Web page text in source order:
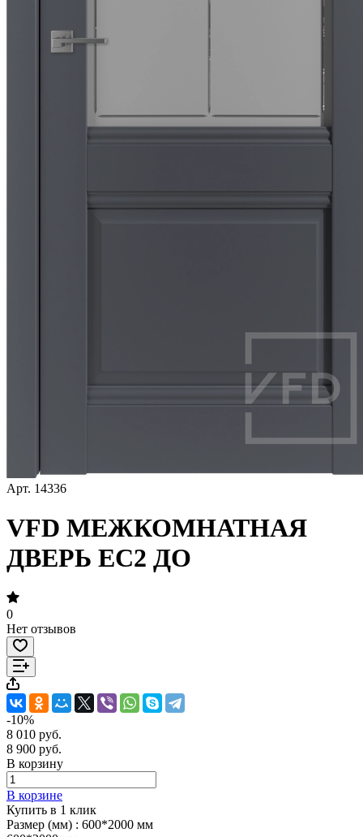
Арт. 14336
VFD МЕЖКОМНАТНАЯ
ДВЕРЬ EC2 ДО
0
Нет отзывов
-10%
8 010 руб.
8 900 руб.
В корзину
В корзине
Купить в 1 клик
Размер (мм) : 600*2000 мм